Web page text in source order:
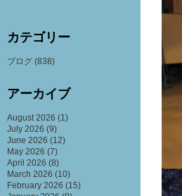
カテゴリー
ブログ (838)
アーカイブ
August 2026 (1)
July 2026 (9)
June 2026 (12)
May 2026 (7)
April 2026 (8)
March 2026 (10)
February 2026 (15)